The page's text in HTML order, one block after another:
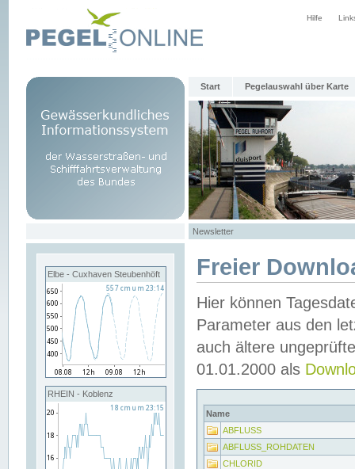
Hilfe
Start Pegelauswahl über Karte
Newsletter
Elbe - Cuxhaven Steubenhöft
RHEIN - Koblenz
Freier
Hier können
Parameter aus den
auch ältere
01.01.2000 als
Name
ABFLUSS
ABFLUSS_ROHDATEN
CHLORID